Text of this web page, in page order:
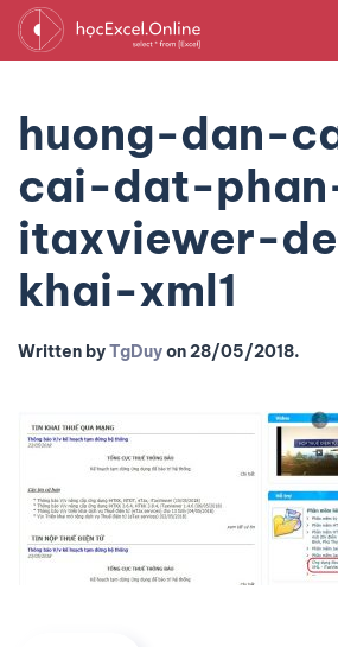
huong-dan-
cai-dat-
itaxviewer-
khai-xml1
Written byTgDuyon28/05/2018.